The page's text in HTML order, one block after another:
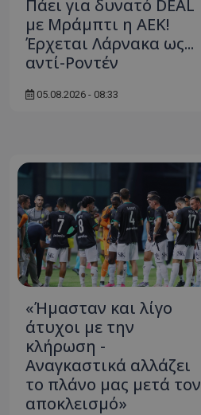
Πάει για δυνατό DEAL
με Μράμπτι η ΑΕΚ!
Έρχεται Λάρνακα ως...
αντί-Ροντέν
05.08.2026 - 08:33
«Ήμασταν και λίγο
άτυχοι με την
κλήρωση -
Αναγκαστικά αλλάζει
το πλάνο μας μετά τον
αποκλεισμό»